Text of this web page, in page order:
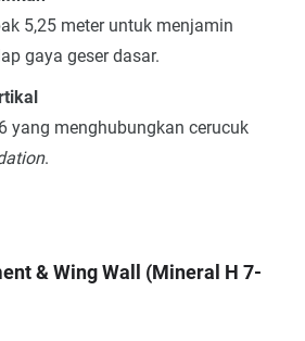
5,25 meter untuk menjamin
gaya geser dasar.
yang menghubungkan cerucuk
.
& Wing Wall (Mineral H 7-